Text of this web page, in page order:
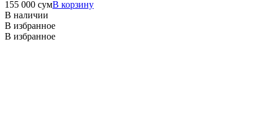
155 000 сумВ корзину
В наличии
В избранное
В избранное